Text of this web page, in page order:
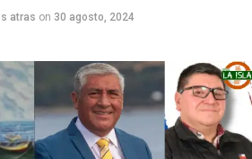
atras on 30 agosto, 2024